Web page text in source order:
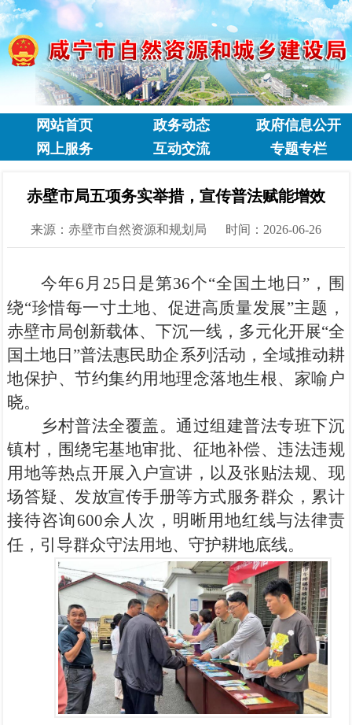
网站首页 政务动态
政府信息公开
网上服务
互动交流 专题专栏
赤壁市局五项务实举措，宣传普法赋能增效
来源：赤壁市自然资源和规划局 时间：2026-06-26
今年6 月 25 日是第36个“全国土地日”，围
绕“珍惜每一寸土地、促进高质量发展”主题，
赤壁市局创新载体、下沉一线，多元化开展“全
国土地日”普法惠民助企系列活动，全域推动耕
地保护、节约集约用地理念落地生根、家喻户
晓。
乡村普法全覆盖。通过组建普法专班下沉
镇村，围绕宅基地审批、征地补偿、违法违规
用地等热点开展入户宣讲，以及张贴法规、现
场答疑、发放宣传手册等方式服务群众，累计
接待咨询600余人次，明晰用地红线与法律责
任，引导群众守法用地、守护耕地底线。